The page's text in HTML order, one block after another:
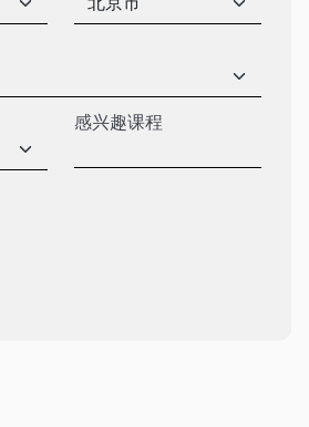
感兴趣课程